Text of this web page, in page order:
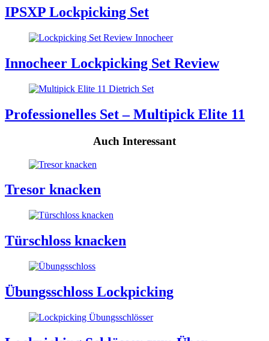
IPSXP Lockpicking Set
Innocheer Lockpicking Set Review
Professionelles Set – Multipick Elite 11
Auch Interessant
Tresor knacken
Türschloss knacken
Übungsschloss Lockpicking